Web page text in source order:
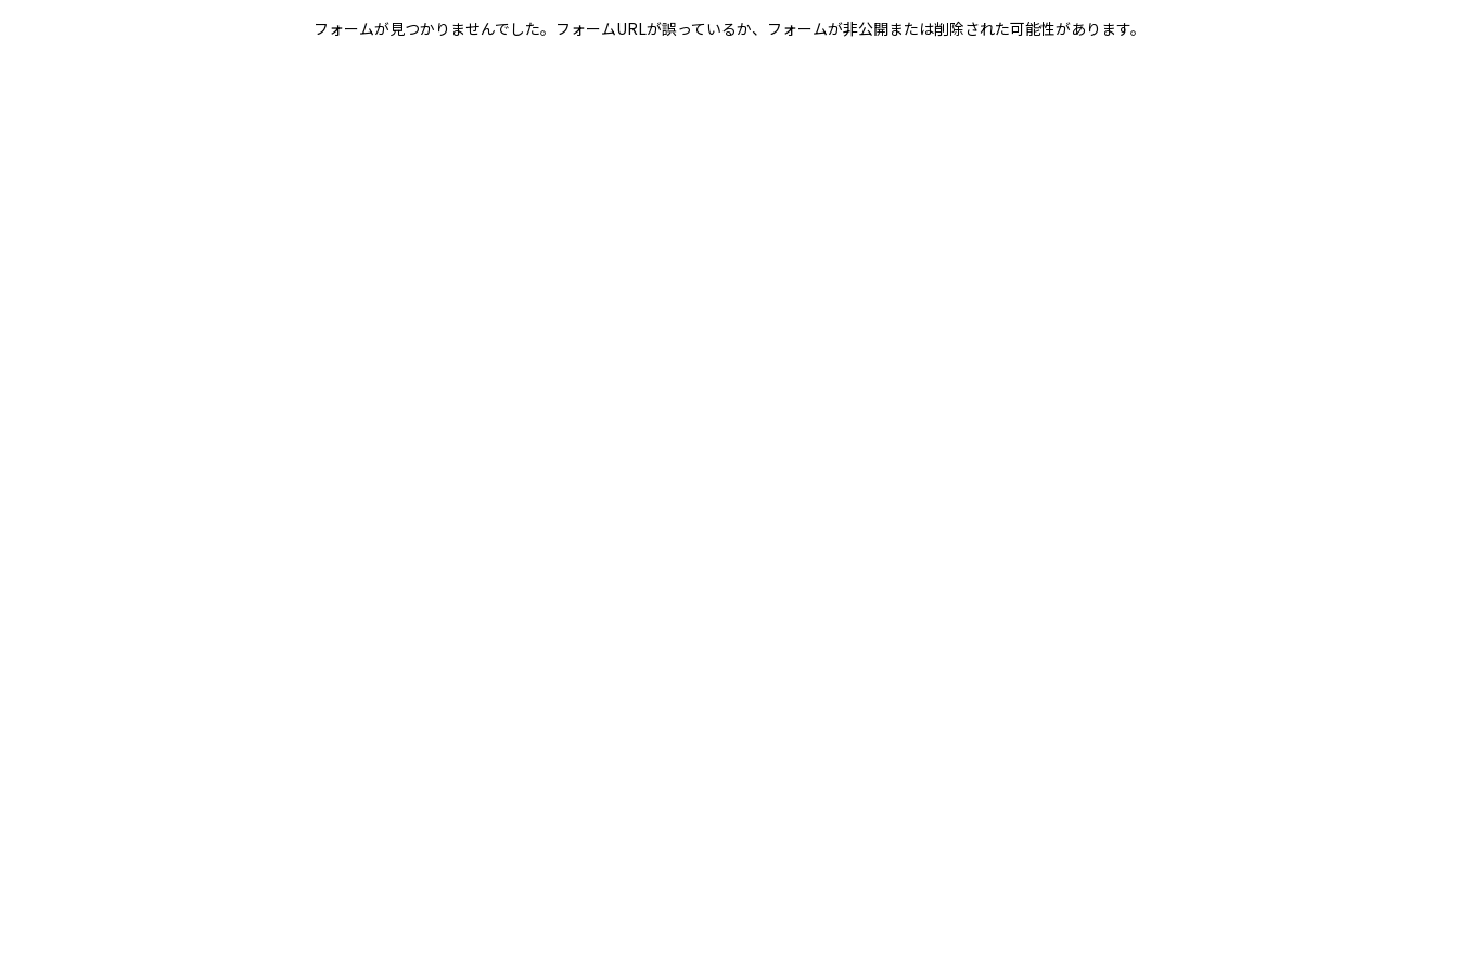
フォームが見つかりませんでした。フォームURLが誤っているか、フォームが非公開または削除された可能性があります。